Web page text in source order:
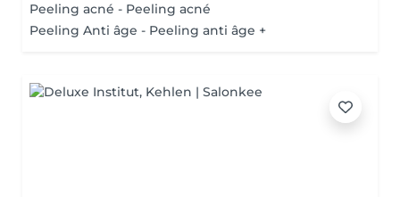
Peeling acné - Peeling acné
Peeling Anti âge - Peeling anti âge +